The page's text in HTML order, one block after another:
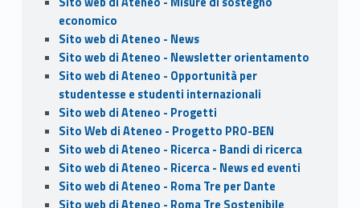
economico
Sito web di Ateneo - News
Sito web di Ateneo - Newsletter orientamento
Sito web di Ateneo - Opportunità per
studentesse e studenti internazionali
Sito web di Ateneo - Progetti
Sito Web di Ateneo - Progetto PRO-BEN
Sito web di Ateneo - Ricerca - Bandi di ricerca
Sito web di Ateneo - Ricerca - News ed eventi
Sito web di Ateneo - Roma Tre per Dante